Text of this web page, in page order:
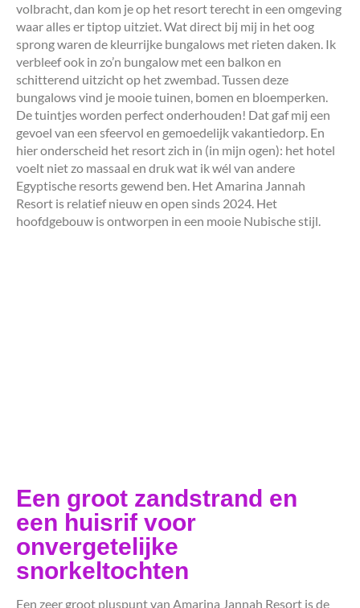
volbracht, dan kom je op het resort terecht in een omgeving
waar alles er tiptop uitziet. Wat direct bij mij in het oog
sprong waren de kleurrijke bungalows met rieten daken. Ik
verbleef ook in zo’n bungalow met een balkon en
schitterend uitzicht op het zwembad. Tussen deze
bungalows vind je mooie tuinen, bomen en bloemperken.
De tuintjes worden perfect onderhouden! Dat gaf mij een
gevoel van een sfeervol en gemoedelijk vakantiedorp. En
hier onderscheid het resort zich in (in mijn ogen): het hotel
voelt niet zo massaal en druk wat ik wél van andere
Egyptische resorts gewend ben. Het Amarina Jannah
Resort is relatief nieuw en open sinds 2024. Het
hoofdgebouw is ontworpen in een mooie Nubische stijl.
Een groot zandstrand en
een huisrif voor
onvergetelijke
snorkeltochten
Een zeer groot pluspunt van Amarina Jannah Resort is de